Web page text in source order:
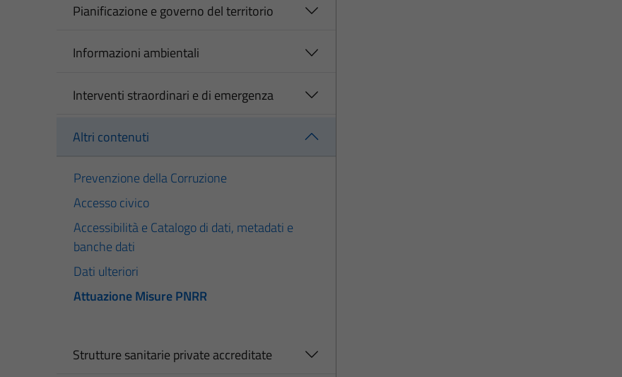
Pianificazione e governo del territorio
Informazioni ambientali
Interventi straordinari e di emergenza
Altri contenuti
Prevenzione della Corruzione
Accesso civico
Accessibilità e Catalogo di dati, metadati e
banche dati
Dati ulteriori
Attuazione Misure PNRR
Strutture sanitarie private accreditate